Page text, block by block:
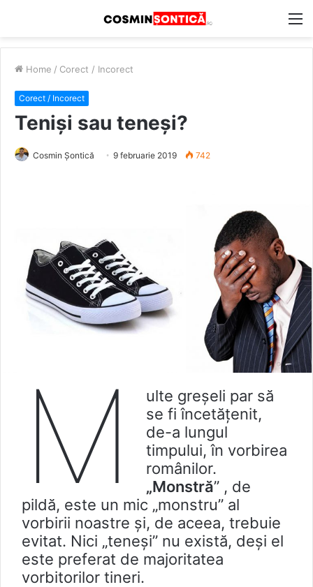
Home / Corect / Incorect
Corect / Incorect
Teniși sau teneși?
Cosmin Șontică 9 februarie 2019 742
M
ulte greșeli par să
se fi încetățenit,
de-a lungul
timpului, în vorbirea
românilor.
„Monstră” , de
pildă, este un mic „monstru” al
vorbirii noastre și, de aceea, trebuie
evitat. Nici „teneși” nu există, deși el
este preferat de majoritatea
vorbitorilor tineri.